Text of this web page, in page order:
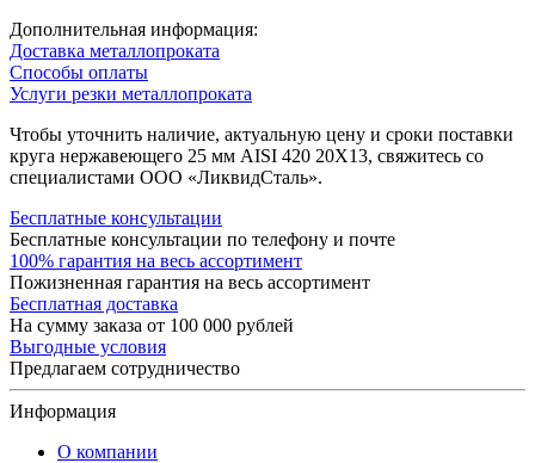
Дополнительная информация:
Доставка металлопроката
Способы оплаты
Услуги резки металлопроката
Чтобы уточнить наличие, актуальную цену и сроки поставки
круга нержавеющего 25 мм AISI 420 20Х13, свяжитесь со
специалистами ООО «ЛиквидСталь».
Бесплатные консультации
Бесплатные консультации по телефону и почте
100% гарантия на весь ассортимент
Пожизненная гарантия на весь ассортимент
Бесплатная доставка
На сумму заказа от 100 000 рублей
Выгодные условия
Предлагаем сотрудничество
Информация
О компании